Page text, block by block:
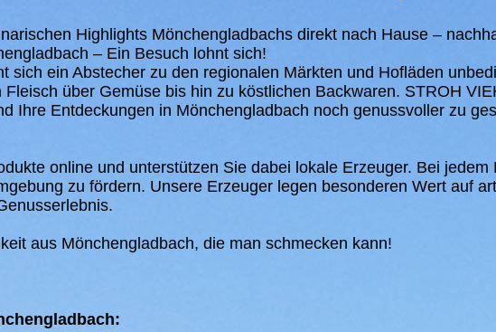
Highlights Mönchengladbachs direkt nach Hause –
– Ein Besuch lohnt sich!
sich ein Abstecher zu den regionalen Märkten und Hofläden
über Gemüse bis hin zu köstlichen Backwaren. STROH
Ihre Entdeckungen in Mönchengladbach noch genussvoller zu
online und unterstützen Sie dabei lokale Erzeuger. Bei
zu fördern. Unsere Erzeuger legen besonderen Wert auf
aus Mönchengladbach, die man schmecken kann!